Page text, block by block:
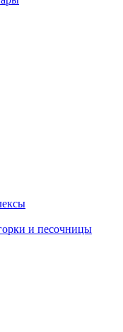
и песочницы